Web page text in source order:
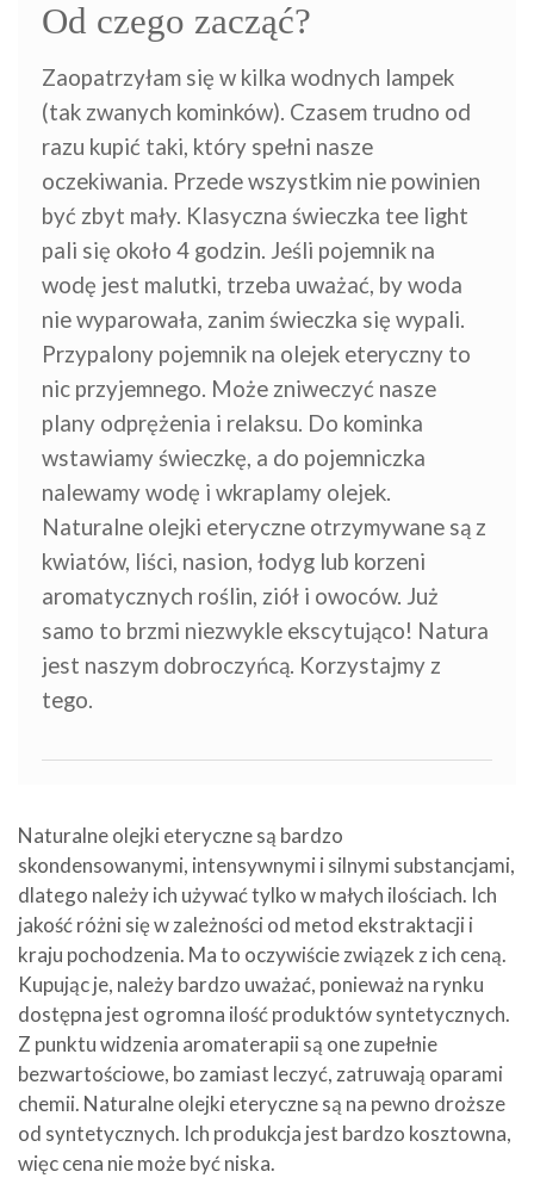
Od czego zacząć?
Zaopatrzyłam się w kilka wodnych lampek
(tak zwanych kominków). Czasem trudno od
razu kupić taki, który spełni nasze
oczekiwania. Przede wszystkim nie powinien
być zbyt mały. Klasyczna świeczka tee light
pali się około 4 godzin. Jeśli pojemnik na
wodę jest malutki, trzeba uważać, by woda
nie wyparowała, zanim świeczka się wypali.
Przypalony pojemnik na olejek eteryczny to
nic przyjemnego. Może zniweczyć nasze
plany odprężenia i relaksu. Do kominka
wstawiamy świeczkę, a do pojemniczka
nalewamy wodę i wkraplamy olejek.
Naturalne olejki eteryczne otrzymywane są z
kwiatów, liści, nasion, łodyg lub korzeni
aromatycznych roślin, ziół i owoców. Już
samo to brzmi niezwykle ekscytująco! Natura
jest naszym dobroczyńcą. Korzystajmy z
tego.
Naturalne olejki eteryczne są bardzo
skondensowanymi, intensywnymi i silnymi substancjami,
dlatego należy ich używać tylko w małych ilościach. Ich
jakość różni się w zależności od metod ekstraktacji i
kraju pochodzenia. Ma to oczywiście związek z ich ceną.
Kupując je, należy bardzo uważać, ponieważ na rynku
dostępna jest ogromna ilość produktów syntetycznych.
Z punktu widzenia aromaterapii są one zupełnie
bezwartościowe, bo zamiast leczyć, zatruwają oparami
chemii. Naturalne olejki eteryczne są na pewno droższe
od syntetycznych. Ich produkcja jest bardzo kosztowna,
więc cena nie może być niska.